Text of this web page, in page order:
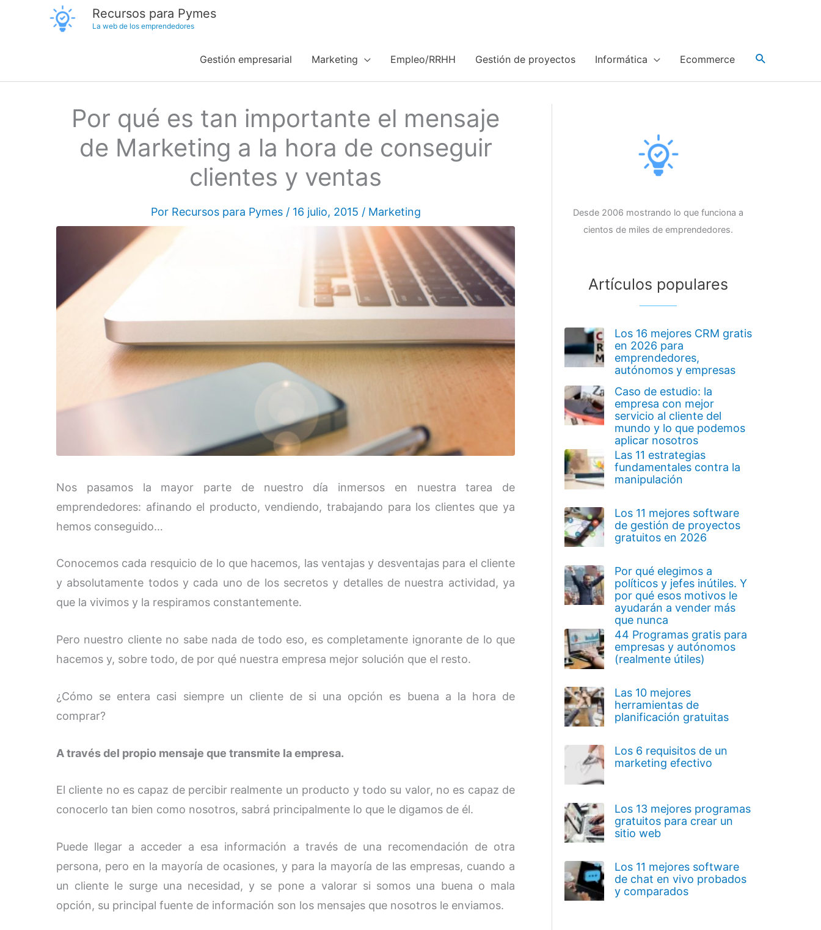
Recursos para Pymes
La web de los emprendedores
Gestión empresarial Marketing Empleo/RRHH Gestión de proyectos Informática Ecommerce
Por qué es tan importante el mensaje
de Marketing a la hora de conseguir
clientes y ventas
Por Recursos para Pymes / 16 julio, 2015 / Marketing
Nos pasamos la mayor parte de nuestro día inmersos en nuestra tarea de
emprendedores: afinando el producto, vendiendo, trabajando para los clientes que ya
hemos conseguido…
Conocemos cada resquicio de lo que hacemos, las ventajas y desventajas para el cliente
y absolutamente todos y cada uno de los secretos y detalles de nuestra actividad, ya
que la vivimos y la respiramos constantemente.
Pero nuestro cliente no sabe nada de todo eso, es completamente ignorante de lo que
hacemos y, sobre todo, de por qué nuestra empresa mejor solución que el resto.
¿Cómo se entera casi siempre un cliente de si una opción es buena a la hora de
comprar?
A través del propio mensaje que transmite la empresa.
El cliente no es capaz de percibir realmente un producto y todo su valor, no es capaz de
conocerlo tan bien como nosotros, sabrá principalmente lo que le digamos de él.
Puede llegar a acceder a esa información a través de una recomendación de otra
persona, pero en la mayoría de ocasiones, y para la mayoría de las empresas, cuando a
un cliente le surge una necesidad, y se pone a valorar si somos una buena o mala
opción, su principal fuente de información son los mensajes que nosotros le enviamos.
Desde 2006 mostrando lo que funciona a
cientos de miles de emprendedores.
Artículos populares
Los 16 mejores CRM gratis
en 2026 para
emprendedores,
autónomos y empresas
Caso de estudio: la
empresa con mejor
servicio al cliente del
mundo y lo que podemos
aplicar nosotros
Las 11 estrategias
fundamentales contra la
manipulación
Los 11 mejores software
de gestión de proyectos
gratuitos en 2026
Por qué elegimos a
políticos y jefes inútiles. Y
por qué esos motivos le
ayudarán a vender más
que nunca
44 Programas gratis para
empresas y autónomos
(realmente útiles)
Las 10 mejores
herramientas de
planificación gratuitas
Los 6 requisitos de un
marketing efectivo
Los 13 mejores programas
gratuitos para crear un
sitio web
Los 11 mejores software
de chat en vivo probados
y comparados